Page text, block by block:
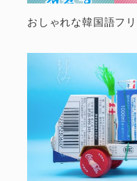
おしゃれな韓国語フ